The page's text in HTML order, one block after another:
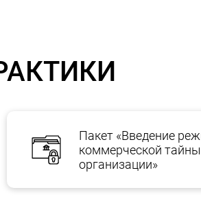
Пакет «Введение
коммерческой
организации»